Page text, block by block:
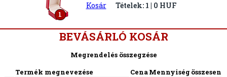
1
Kosár Tételek: 1 | 0 HUF
BEVÁSÁRLÓ KOSÁR
Megrendelés összegzése
Termék megnevezése
CenaMennyiség összesen